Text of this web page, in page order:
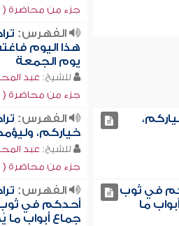
جزء من محاضرة (
الفهرس:
هذا اليوم
يوم الجمعة
للشيخ: عبد
جزء من محاضرة (
الفهرس:
خياركم،
للشيخ: عبد
جزء من محاضرة (
في ثوب
ما
الفهرس:
أحدكم في
جماع أبواب